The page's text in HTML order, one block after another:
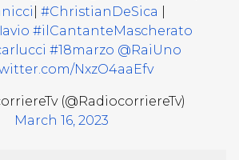
#ChristianDeSica
#ilCantanteMascherato
#18marzo @RaiUno
NxzO4aaEfv
(@RadiocorriereTv)
March 16, 2023